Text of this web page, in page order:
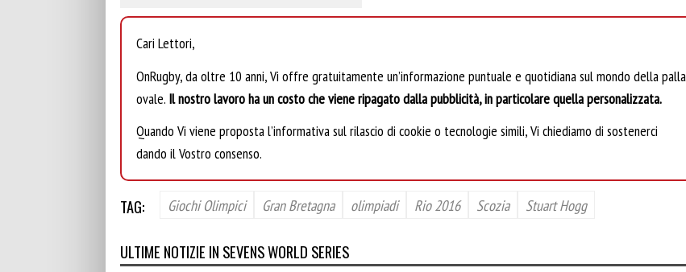
Cari Lettori,
OnRugby, da oltre 10 anni, Vi offre gratuitamente un’informazione puntuale e quotidiana sul mondo della palla
ovale. Il nostro lavoro ha un costo che viene ripagato dalla pubblicità, in particolare quella personalizzata.
Quando Vi viene proposta l’informativa sul rilascio di cookie o tecnologie simili, Vi chiediamo di sostenerci
dando il Vostro consenso.
TAG: Giochi Olimpici Gran Bretagna olimpiadi Rio 2016 Scozia Stuart Hogg
ULTIME NOTIZIE IN SEVENS WORLD SERIES